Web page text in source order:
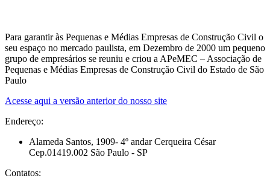
Para garantir às Pequenas e Médias Empresas de Construção Civil o
seu espaço no mercado paulista, em Dezembro de 2000 um pequeno
grupo de empresários se reuniu e criou a APeMEC – Associação de
Pequenas e Médias Empresas de Construção Civil do Estado de São
Paulo
Acesse aqui a versão anterior do nosso site
Endereço:
Alameda Santos, 1909- 4º andar Cerqueira César
Cep.01419.002 São Paulo - SP
Contatos: